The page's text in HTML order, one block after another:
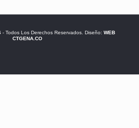
- Todos Los Derechos Reservados. Diseño: WEB
CTGENA.CO